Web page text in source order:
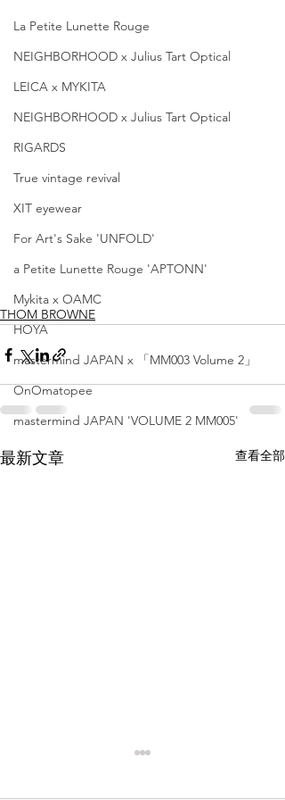
La Petite Lunette Rouge
NEIGHBORHOOD x Julius Tart Optical
LEICA x MYKITA
NEIGHBORHOOD x Julius Tart Optical
RIGARDS
True vintage revival
XIT eyewear
For Art's Sake 'UNFOLD'
a Petite Lunette Rouge 'APTONN'
Mykita x OAMC
HOYA
mastermind JAPAN x 「MM003 Volume 2」
OnOmatopee
mastermind JAPAN 'VOLUME 2 MM005'
THOM BROWNE
最新文章 查看全部